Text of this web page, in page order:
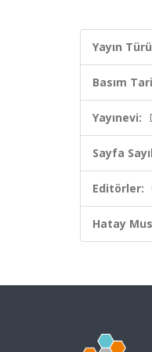
Yayın
Basım
Yayınevi:
Sayfa
Editörler:
Hatay